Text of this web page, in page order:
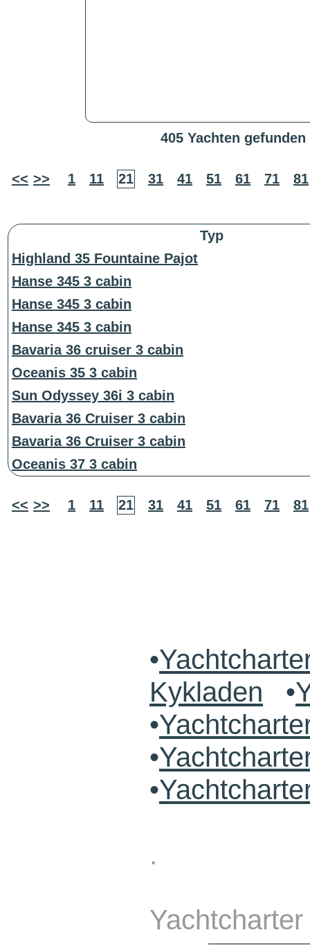
405 Yachten gefunden
<< >> 1 11 21 31 41 51 61 71 81
Typ
Highland 35 Fountaine Pajot
Hanse 345 3 cabin
Hanse 345 3 cabin
Hanse 345 3 cabin
Bavaria 36 cruiser 3 cabin
Oceanis 35 3 cabin
Sun Odyssey 36i 3 cabin
Bavaria 36 Cruiser 3 cabin
Bavaria 36 Cruiser 3 cabin
Oceanis 37 3 cabin
<< >> 1 11 21 31 41 51 61 71 81
•
Kykladen •
•
•
•
.